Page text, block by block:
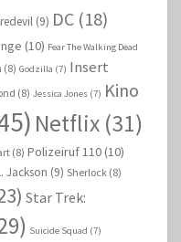
(9) DC (18)
(10) Fear The Walking Dead
(8) Godzilla (7) Insert
(8) Jessica Jones (7) Kino
Netflix (31)
(8) Polizeiruf 110 (10)
Jackson (9) Sherlock (8)
Star Trek:
Suicide Squad (7)